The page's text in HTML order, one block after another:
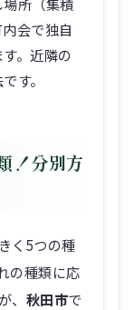
会で独自
。近隣の
す。
！分別方
く5つの種
の種類に応
秋田市で